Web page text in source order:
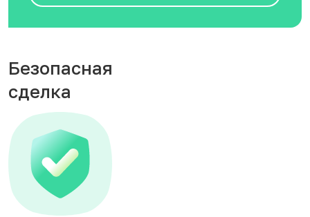
Безопасная
сделка